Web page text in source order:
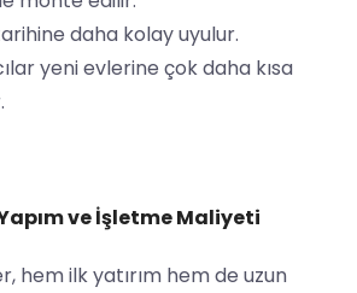
daha kolay uyulur.
yeni evlerine çok daha kısa
ve İşletme Maliyeti
hem ilk yatırım hem de uzun